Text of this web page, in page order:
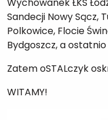
Sandecji Nowy Sącz,
Polkowice, Flocie
Bydgoszcz, a
Zatem oSTALczyk
WITAMY!